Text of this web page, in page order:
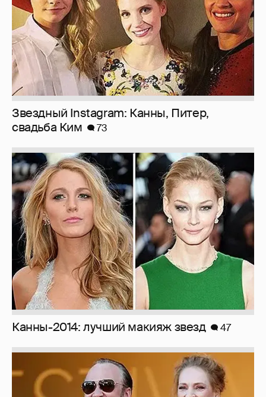
Звездный Instagram: Канны, Питер,
свадьба Ким
73
Канны-2014: лучший макияж звезд 47